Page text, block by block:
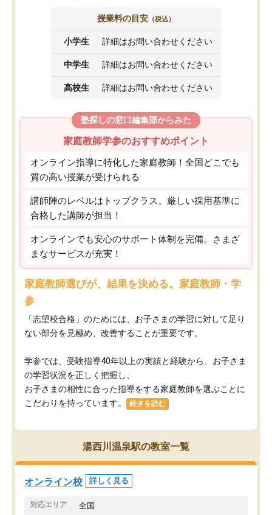
授業料の目安 （税込）
小学生 詳細はお問い合わせください
中学生 詳細はお問い合わせください
高校生 詳細はお問い合わせください
塾探しの窓口編集部からみた
家庭教師学参のおすすめポイント
オンライン指導に特化した家庭教師！全国どこでも
質の高い授業が受けられる
講師陣のレベルはトップクラス。厳しい採用基準に
合格した講師が担当！
オンラインでも安心のサポート体制を完備。さまざ
まなサービスが充実！
家庭教師選びが、結果を決める。家庭教師・学
参
「志望校合格」のためには、お子さまの学習に対して足り
ない部分を見極め、改善することが重要です。
学参では、受験指導40年以上の実績と経験から、お子さま
の学習状況を正しく把握し、
お子さまの相性に合った指導をする家庭教師を選ぶことに
こだわりを持っています。
続きを読む
湯西川温泉駅の教室一覧
オンライン校 詳しく見る
対応エリア 全国